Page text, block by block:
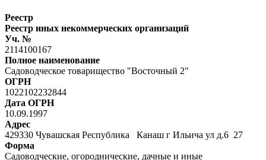
Реестр
Реестр иных некоммерческих организаций
Уч. №
2114100167
Полное наименование
Садоводческое товарищество "Восточный 2"
ОГРН
1022102232844
Дата ОГРН
10.09.1997
Адрес
429330 Чувашская Республика Канаш г Ильича ул д.6 27
Форма
Садоводческие, огороднические, дачные и иные